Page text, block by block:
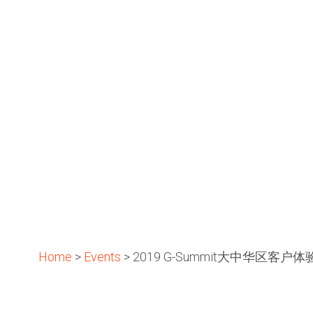
Home > Events > 2019 G-Summit大中华区客户体